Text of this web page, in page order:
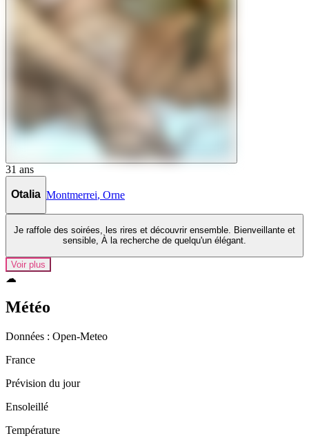
31 ans
Otalia Montmerrei Orne
Je raffole des soirées, les rires et découvrir ensemble. Bienveillante et
sensible, À la recherche de quelqu'un élégant.
Voir plus
☁
Météo
Données : Open‑Meteo
France
Prévision du jour
Ensoleillé
Température